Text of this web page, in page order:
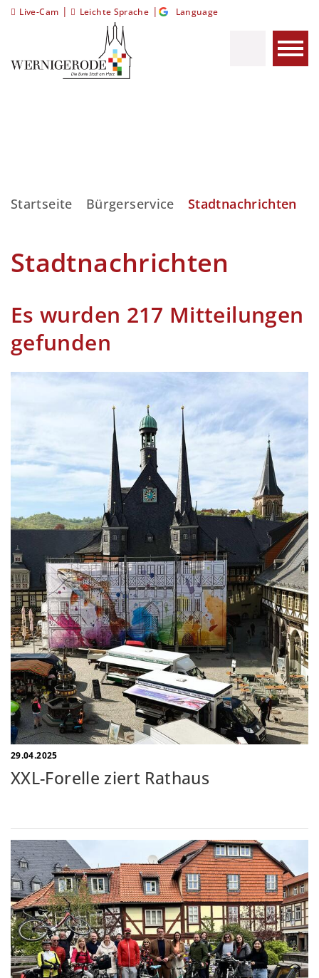
Live-Cam | Leichte Sprache | Language
Startseite Bürgerservice Stadtnachrichten
Stadtnachrichten
Es wurden 217 Mitteilungen
gefunden
29.04.2025
XXL-Forelle ziert Rathaus